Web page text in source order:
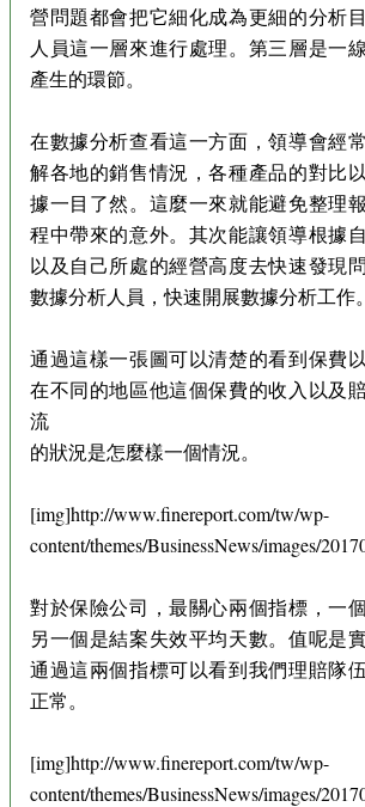
營問題都會把它細化成為更細的分析
人員這一層來進行處理。第三層是一
產生的環節。
在數據分析查看這一方面，領導會經
解各地的銷售情況，各種產品的對比
據一目了然。這麼一來就能避免整理
程中帶來的意外。其次能讓領導根據
以及自己所處的經營高度去快速發現
數據分析人員，快速開展數據分析工作。
通過這樣一張圖可以清楚的看到保費
在不同的地區他這個保費的收入以及
流
的狀況是怎麼樣一個情況。
[img]http://www.finereport.com/tw/wp-
content/themes/BusinessNews/images/
對於保險公司，最關心兩個指標，一
另一個是結案失效平均天數。值呢是
通過這兩個指標可以看到我們理賠隊
正常。
[img]http://www.finereport.com/tw/wp-
content/themes/BusinessNews/images/